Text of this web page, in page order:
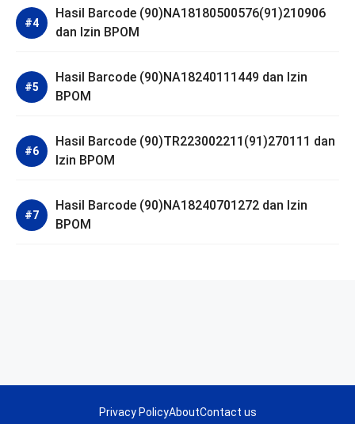
Hasil Barcode (90)NA18180500576(91)210906
dan Izin BPOM
Hasil Barcode (90)NA18240111449 dan Izin
BPOM
Hasil Barcode (90)TR223002211(91)270111 dan
Izin BPOM
Hasil Barcode (90)NA18240701272 dan Izin
BPOM
Privacy PolicyAboutContact us